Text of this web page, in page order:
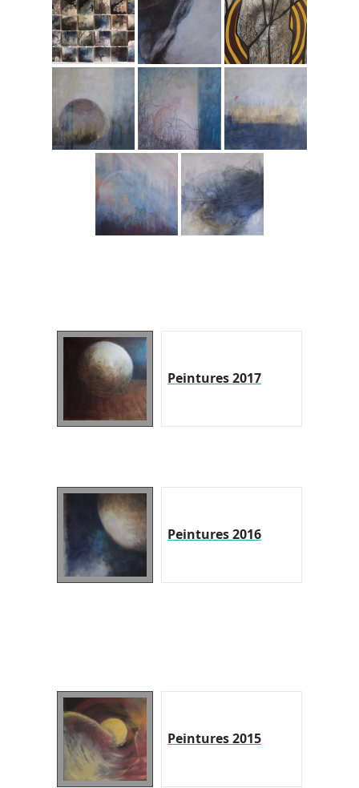
Peintures 2017
Peintures 2016
Peintures 2015